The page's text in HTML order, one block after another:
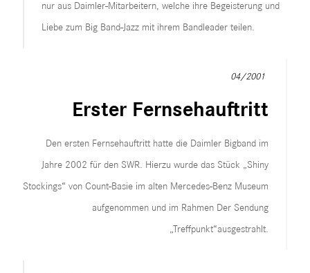
nur aus Daimler-Mitarbeitern, welche ihre Begeisterung und
Liebe zum Big Band-Jazz mit ihrem Bandleader teilen.
04/2001
Erster Fernsehauftritt
Den ersten Fernsehauftritt hatte die Daimler Bigband im
Jahre 2002 für den SWR. Hierzu wurde das Stück „Shiny
Stockings“ von Count-Basie im alten Mercedes-Benz Museum
aufgenommen und im Rahmen Der Sendung
„Treffpunkt“ausgestrahlt.